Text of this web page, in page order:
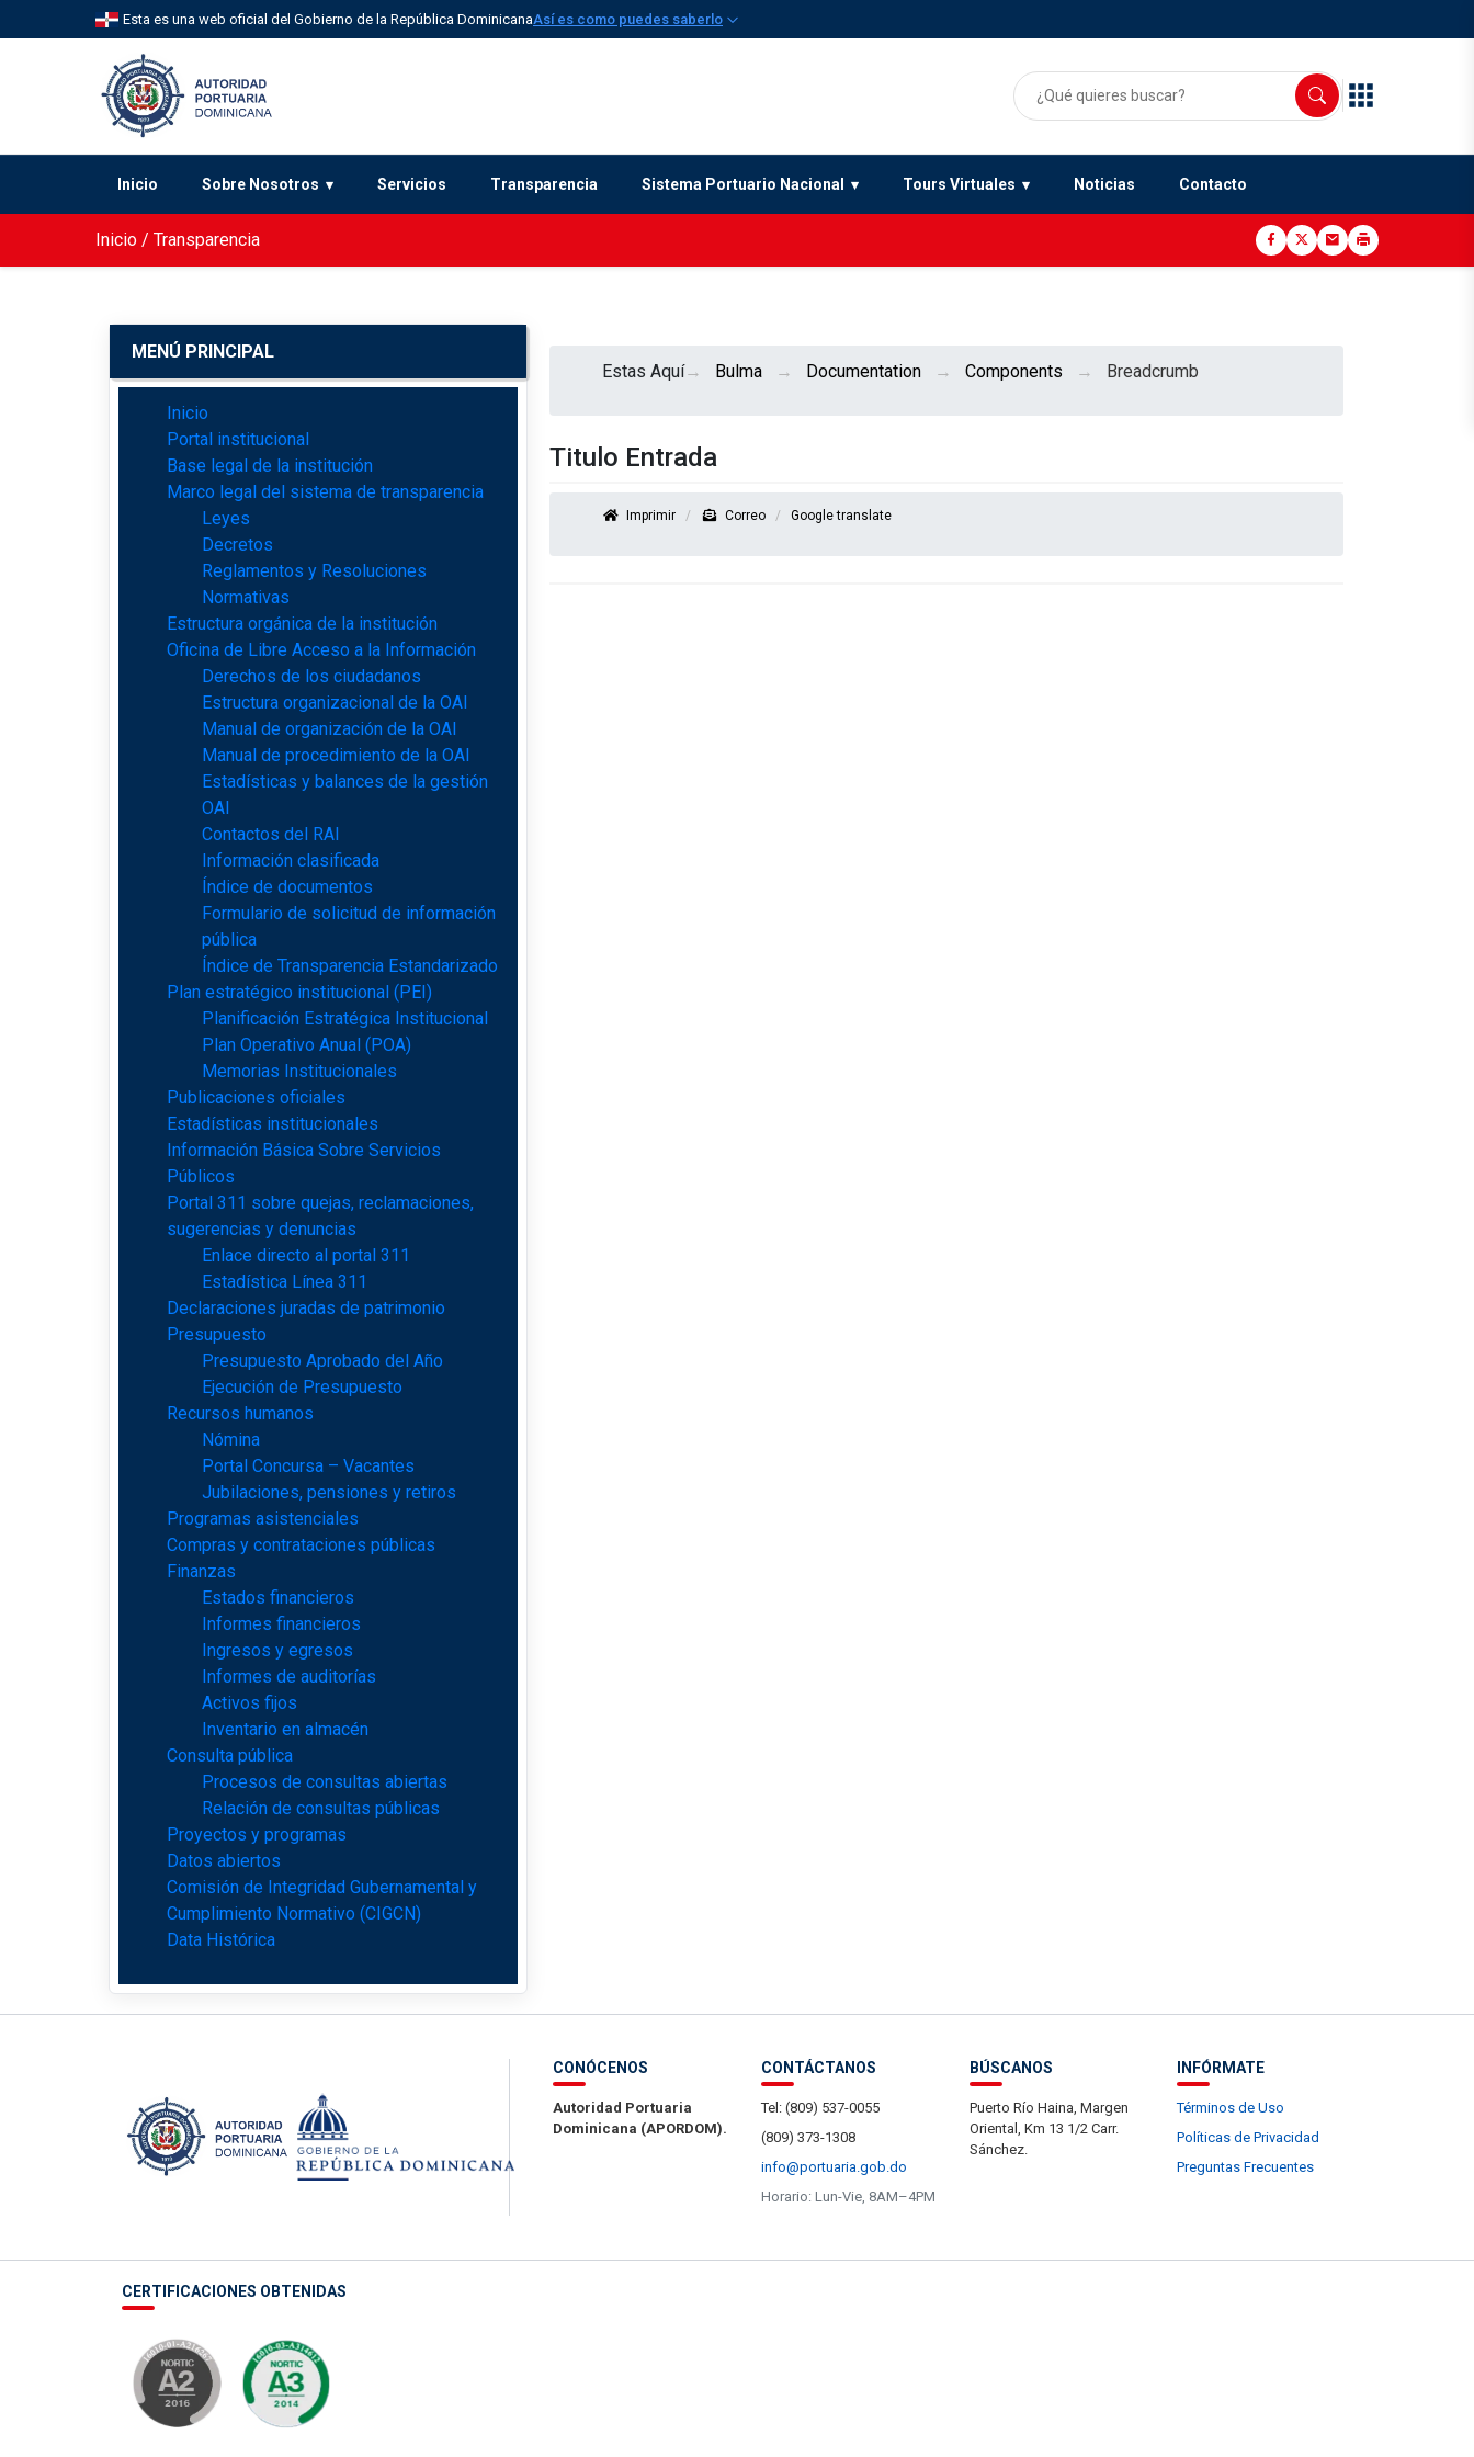
Esta es una web oficial del Gobierno de la República DominicanaAsí es como puedes saberlo
Inicio Sobre Nosotros Servicios Transparencia Sistema Portuario Nacional Tours Virtuales Noticias Contacto
Inicio / Transparencia
MENÚ PRINCIPAL
Inicio
Portal institucional
Base legal de la institución
Marco legal del sistema de transparencia
Leyes
Decretos
Reglamentos y Resoluciones
Normativas
Estructura orgánica de la institución
Oficina de Libre Acceso a la Información
Derechos de los ciudadanos
Estructura organizacional de la OAI
Manual de organización de la OAI
Manual de procedimiento de la OAI
Estadísticas y balances de la gestión
OAI
Contactos del RAI
Información clasificada
Índice de documentos
Formulario de solicitud de información
pública
Índice de Transparencia Estandarizado
Plan estratégico institucional (PEI)
Planificación Estratégica Institucional
Plan Operativo Anual (POA)
Memorias Institucionales
Publicaciones oficiales
Estadísticas institucionales
Información Básica Sobre Servicios
Públicos
Portal 311 sobre quejas, reclamaciones,
sugerencias y denuncias
Enlace directo al portal 311
Estadística Línea 311
Declaraciones juradas de patrimonio
Presupuesto
Presupuesto Aprobado del Año
Ejecución de Presupuesto
Recursos humanos
Nómina
Portal Concursa – Vacantes
Jubilaciones, pensiones y retiros
Programas asistenciales
Compras y contrataciones públicas
Finanzas
Estados financieros
Informes financieros
Ingresos y egresos
Informes de auditorías
Activos fijos
Inventario en almacén
Consulta pública
Procesos de consultas abiertas
Relación de consultas públicas
Proyectos y programas
Datos abiertos
Comisión de Integridad Gubernamental y
Cumplimiento Normativo (CIGCN)
Data Histórica
Estas Aquí Bulma Documentation Components Breadcrumb
Titulo Entrada
Imprimir Correo Google translate
CONÓCENOS
Autoridad Portuaria
Dominicana (APORDOM).
CONTÁCTANOS
Tel: (809) 537-0055
(809) 373-1308
info@portuaria.gob.do
Horario: Lun-Vie, 8AM–4PM
BÚSCANOS
Puerto Río Haina, Margen
Oriental, Km 13 1/2 Carr.
Sánchez.
INFÓRMATE
Términos de Uso
Políticas de Privacidad
Preguntas Frecuentes
CERTIFICACIONES OBTENIDAS